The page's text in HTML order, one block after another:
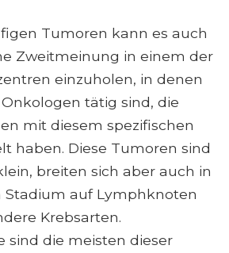
Tumoren kann es auch
Zweitmeinung in einem der
einzuholen, in denen
tätig sind, die
mit diesem spezifischen
haben. Diese Tumoren sind
breiten sich aber auch in
Stadium auf Lymphknoten
Krebsarten.
sind die meisten dieser